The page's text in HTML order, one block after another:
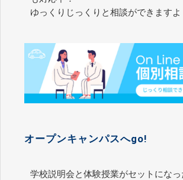
ゆっくりじっくりと相談ができますよ
オープンキャンパスへgo!
学校説明会と体験授業がセットにな